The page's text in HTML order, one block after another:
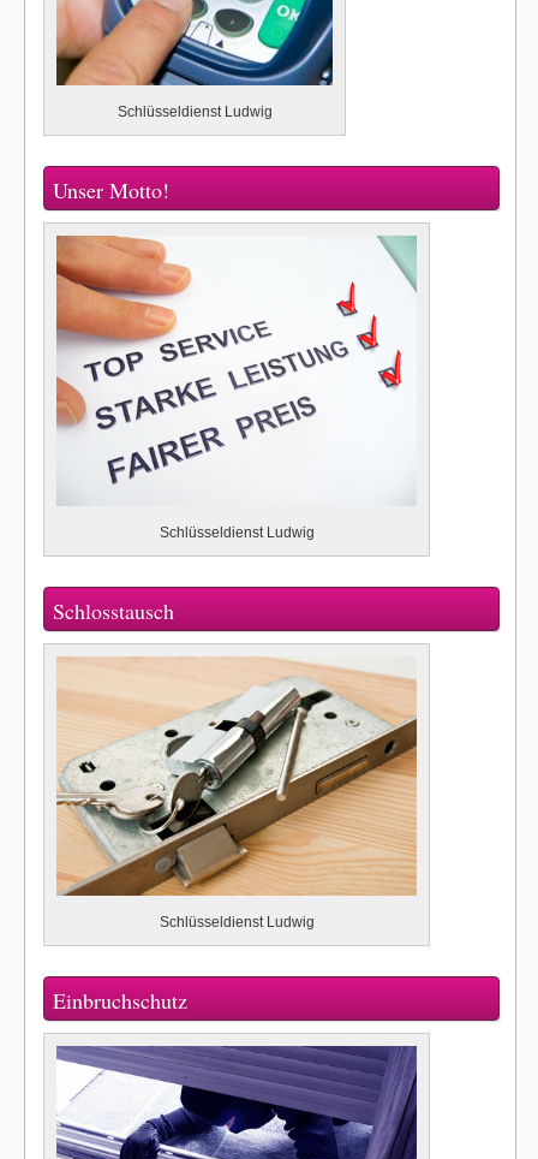
Schlüsseldienst Ludwig
Unser Motto!
Schlüsseldienst Ludwig
Schlosstausch
Schlüsseldienst Ludwig
Einbruchschutz